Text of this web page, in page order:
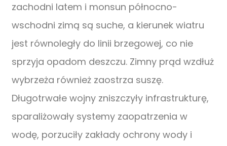
zachodni latem i monsun północno-
wschodni zimą są suche, a kierunek wiatru
jest równoległy do ​​linii brzegowej, co nie
sprzyja opadom deszczu. Zimny ​​prąd wzdłuż
wybrzeża również zaostrza suszę.
Długotrwałe wojny zniszczyły infrastrukturę,
sparaliżowały systemy zaopatrzenia w
wodę, porzuciły zakłady ochrony wody i